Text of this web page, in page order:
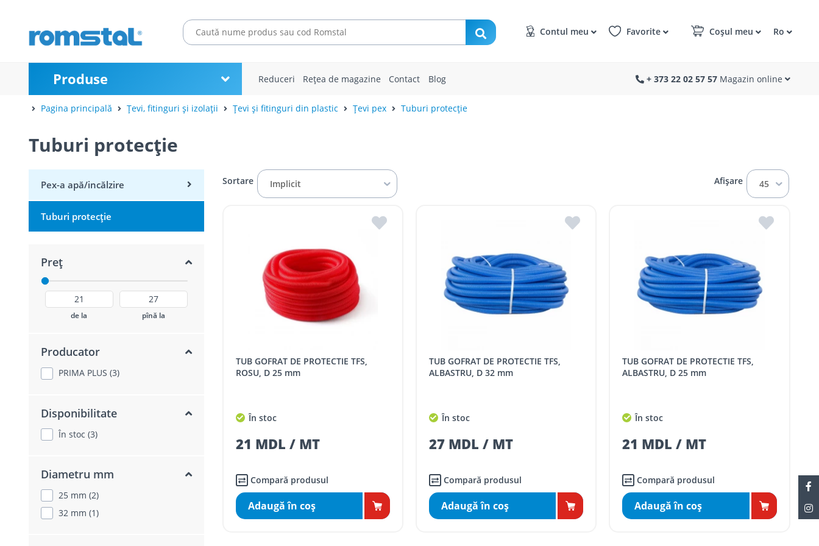
Contul meu Favorite Coșul meu Ro
Produse Reduceri Rețea de magazine Contact Blog + 373 22 02 57 57 Magazin online
Pagina principală Țevi, fitinguri și izolații Țevi și fitinguri din plastic Țevi pex Tuburi protecție
Tuburi protecție
Pex-a apă/incălzire
Tuburi protecție
Preț
de la pînă la
Producator
PRIMA PLUS (3)
Disponibilitate
În stoc (3)
Diametru mm
25 mm (2)
32 mm (1)
Sortare Implicit Afișare 45
TUB GOFRAT DE PROTECTIE TFS,
ROSU, D 25 mm
În stoc
21 MDL / MT
Compară produsul
Adaugă în coş
TUB GOFRAT DE PROTECTIE TFS,
ALBASTRU, D 32 mm
În stoc
27 MDL / MT
Compară produsul
Adaugă în coş
TUB GOFRAT DE PROTECTIE TFS,
ALBASTRU, D 25 mm
În stoc
21 MDL / MT
Compară produsul
Adaugă în coş